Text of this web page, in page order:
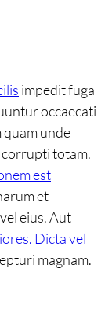
impedit fuga
occaecati
unde
totam.
est
et
eius. Aut
Dicta vel
magnam.